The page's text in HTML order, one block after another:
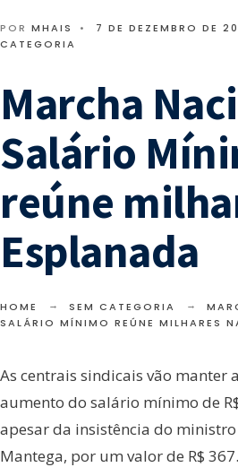
POR MHAIS • 7 DE DEZEMBRO DE
CATEGORIA
Marcha
Salário
reúne
Esplanada
HOME SEM CATEGORIA
SALÁRIO MÍNIMO REÚNE MILHARES
As centrais sindicais vão manter
aumento do salário mínimo de
apesar da insistência do
Mantega, por um valor de R$